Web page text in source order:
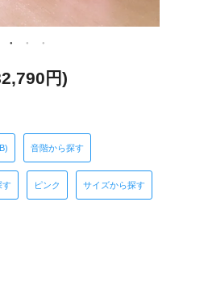
円)
音階から探す
す ピンク サイズから探す